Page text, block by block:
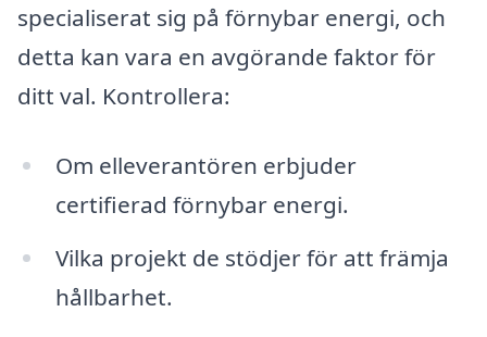
specialiserat sig på förnybar energi, och
detta kan vara en avgörande faktor för
ditt val. Kontrollera:
Om elleverantören erbjuder
certifierad förnybar energi.
Vilka projekt de stödjer för att främja
hållbarhet.